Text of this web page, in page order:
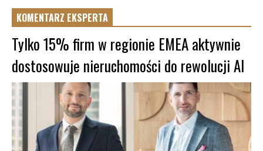
KOMENTARZ EKSPERTA
Tylko 15% firm w regionie EMEA aktywnie
dostosowuje nieruchomości do rewolucji AI